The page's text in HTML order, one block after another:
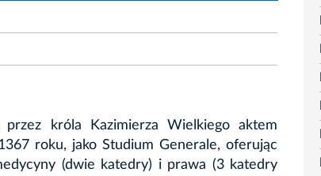
przez króla Kazimierza Wielkiego aktem
roku, jako Studium Generale, oferując
(dwie katedry) i prawa (3 katedry